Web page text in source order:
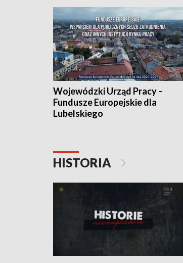
Wojewódzki Urząd Pracy –
Fundusze Europejskie dla
Lubelskiego
HISTORIA